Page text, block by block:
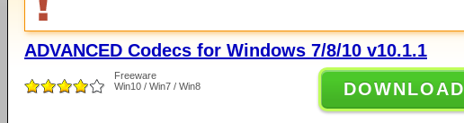
ADVANCED Codecs for Windows 7/8/10 v10.1.1
Freeware
Win10 / Win7 / Win8
DOWNLOAD